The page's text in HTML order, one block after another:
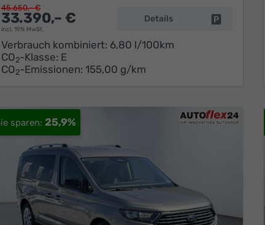
33.390,– €
incl. 19% MwSt.
45.650,– €
Details Fahrzeug
Verbrauch kombiniert: 6,80 l/100km
CO2-Klasse: E
CO2-Emissionen: 155,00 g/km
25,9%